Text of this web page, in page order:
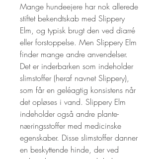
Mange hundeejere har nok allerede
stiftet bekendtskab med Slippery
Elm, og typisk brugt den ved diarré
eller forstoppelse. Men Slippery Elm
finder mange andre anvendelser.
Det er inderbarken som indeholder
slimstoffer (heraf navnet Slippery),
som får en geléagtig konsistens når
det opløses i vand. Slippery Elm
indeholder også andre plante-
næringsstoffer med medicinske
egenskaber. Disse slimstoffer danner
en beskyttende hinde, der ved